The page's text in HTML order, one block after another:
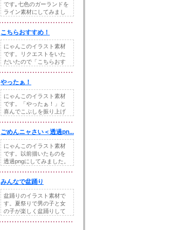
です｡七色のガーランドを
ライン素材にしてみまし
こちらおすすめ！
にゃんこのイラスト素材
です。リクエストをいた
だいたので「こちらおす
やったぁ！
にゃんこのイラスト素材
です。「やったぁ！」と
喜んでこぶしを振り上げ
ごめんニャさい＜透過pn...
にゃんこのイラスト素材
です。以前描いたものを
透過pngにしてみました。
みんなで盆踊り
盆踊りのイラスト素材で
す。夏祭りで男の子と女
の子が楽しく盆踊りして